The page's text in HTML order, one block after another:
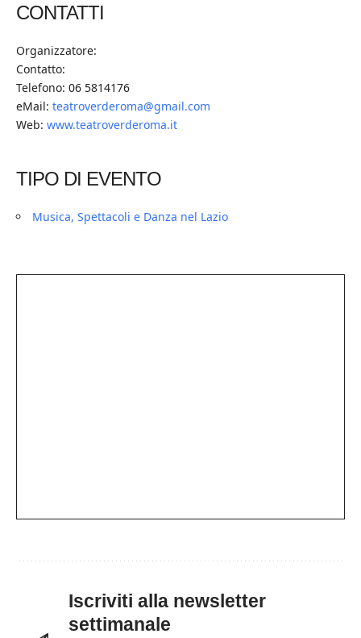
CONTATTI
Organizzatore:
Contatto:
Telefono: 06 5814176
eMail: teatroverderoma@gmail.com
Web: www.teatroverderoma.it
TIPO DI EVENTO
Musica, Spettacoli e Danza nel Lazio
Iscriviti alla newsletter
settimanale